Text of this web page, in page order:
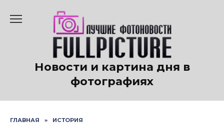
содержанию
Новости и картина дня в
фотографиях
ГЛАВНАЯ » ИСТОРИЯ